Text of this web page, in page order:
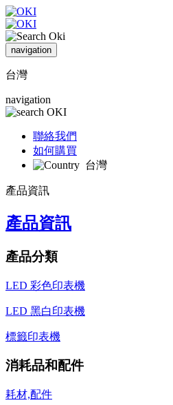
navigation
台灣
navigation
聯絡我們
如何購買
台灣
產品資訊
產品資訊
產品分類
LED 彩色印表機
LED 黑白印表機
標籤印表機
消耗品和配件
耗材,配件